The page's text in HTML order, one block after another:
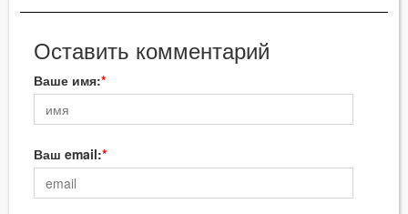
Оставить комментарий
Ваше имя:
Ваш email: